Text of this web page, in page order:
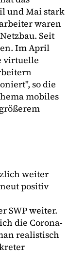
und Mai stark
waren
Seit
Im April
virtuelle
so die
mobiles
weiter
positiv
SWP weiter.
die Corona-
realistisch